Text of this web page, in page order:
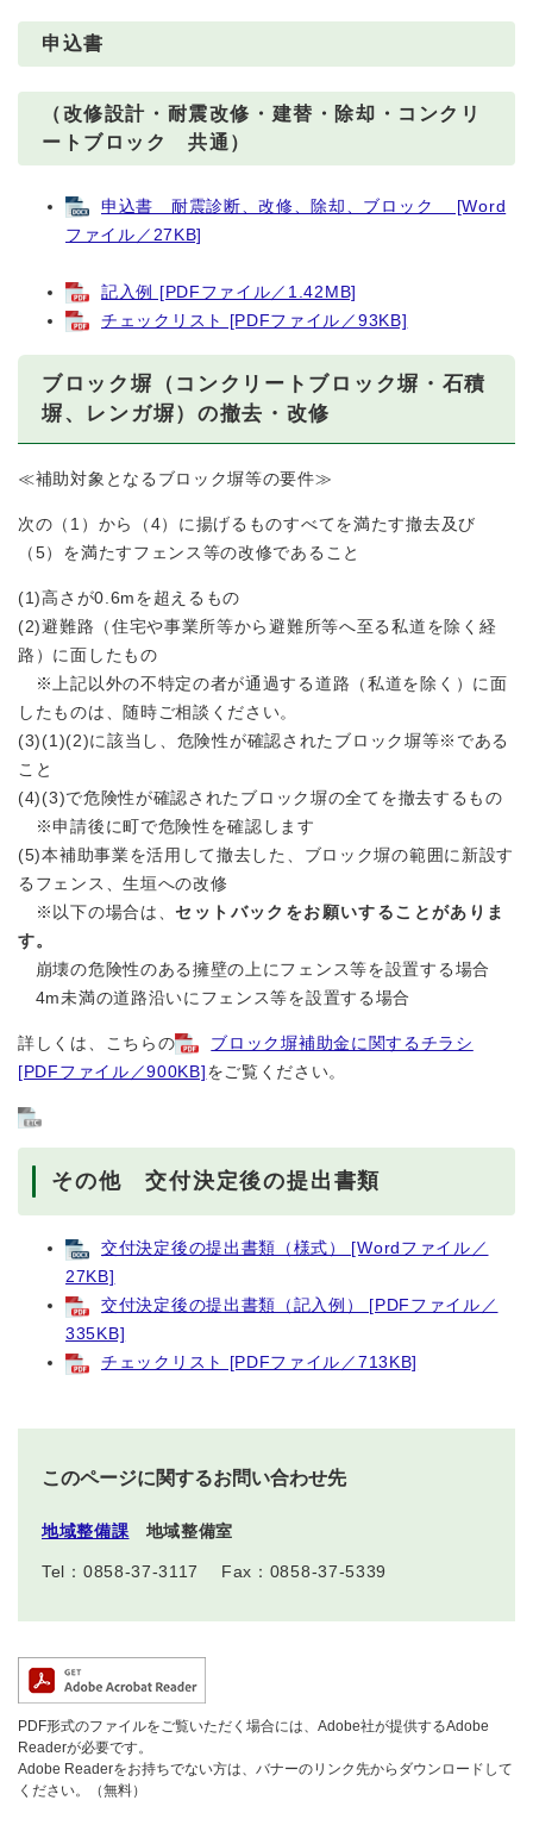
申込書
（改修設計・耐震改修・建替・除却・コンクリ
ートブロック 共通）
申込書 耐震診断、改修、除却、ブロック [Word
ファイル／27KB]
記入例 [PDFファイル／1.42MB]
チェックリスト [PDFファイル／93KB]
ブロック塀（コンクリートブロック塀・石積
塀、レンガ塀）の撤去・改修
≪補助対象となるブロック塀等の要件≫
次の（1）から（4）に揚げるものすべてを満たす撤去及び
（5）を満たすフェンス等の改修であること
(1)高さが0.6mを超えるもの
(2)避難路（住宅や事業所等から避難所等へ至る私道を除く経
路）に面したもの
※上記以外の不特定の者が通過する道路（私道を除く）に面
したものは、随時ご相談ください。
(3)(1)(2)に該当し、危険性が確認されたブロック塀等※である
こと
(4)(3)で危険性が確認されたブロック塀の全てを撤去するもの
※申請後に町で危険性を確認します
(5)本補助事業を活用して撤去した、ブロック塀の範囲に新設す
るフェンス、生垣への改修
※以下の場合は、セットバックをお願いすることがありま
す。
崩壊の危険性のある擁壁の上にフェンス等を設置する場合
4m未満の道路沿いにフェンス等を設置する場合
詳しくは、こちらの
ブロック塀補助金に関するチラシ
[PDFファイル／900KB]をご覧ください。
その他 交付決定後の提出書類
交付決定後の提出書類（様式） [Wordファイル／
27KB]
交付決定後の提出書類（記入例） [PDFファイル／
335KB]
チェックリスト [PDFファイル／713KB]
このページに関するお問い合わせ先
地域整備課 地域整備室
Tel：0858-37-3117 Fax：0858-37-5339
PDF形式のファイルをご覧いただく場合には、Adobe社が提供するAdobe
Readerが必要です。
Adobe Readerをお持ちでない方は、バナーのリンク先からダウンロードして
ください。（無料）